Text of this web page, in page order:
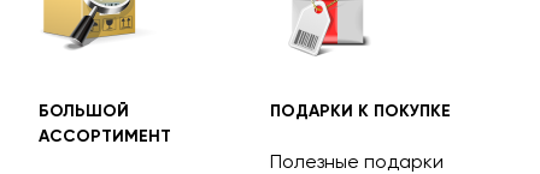
БОЛЬШОЙ
АССОРТИМЕНТ
ПОДАРКИ К ПОКУПКЕ
Полезные подарки